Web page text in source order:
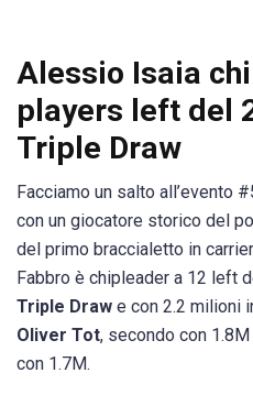
Alessio Isaia
players left del
Triple Draw
Facciamo un salto all’evento
con un giocatore storico del
del primo braccialetto in
Fabbro è chipleader a 12 left
Triple Draw e con 2.2 milioni
Oliver Tot, secondo con 1.8M
con 1.7M.